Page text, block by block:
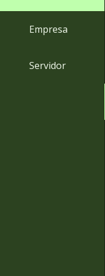
Empresa
Servidor